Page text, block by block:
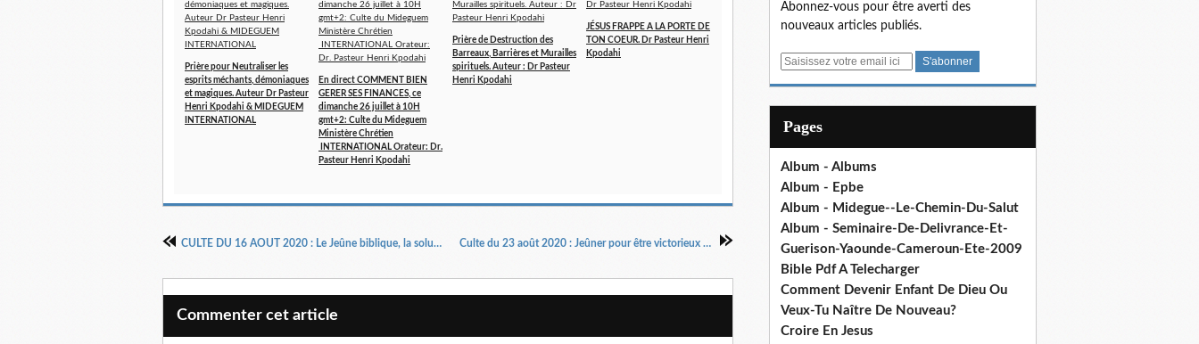
Prière pour Neutraliser les
esprits méchants, démoniaques
et magiques. Auteur Dr Pasteur
Henri Kpodahi & MIDEGUEM
INTERNATIONAL
En direct COMMENT BIEN
GERER SES FINANCES, ce
dimanche 26 juillet à 10H
gmt+2: Culte du Mideguem
Ministère Chrétien
INTERNATIONAL Orateur: Dr.
Pasteur Henri Kpodahi
Prière de Destruction des
Barreaux, Barrières et Murailles
spirituels. Auteur : Dr Pasteur
Henri Kpodahi
JÉSUS FRAPPE A LA PORTE DE
TON COEUR. Dr Pasteur Henri
Kpodahi
CULTE DU 16 AOUT 2020 : Le Jeûne biblique, la solution pour sortir de la mort et de la détresse par l'Apôtre Henri Kpodahi Culte du 23 août 2020 : Jeûner pour être victorieux des ennemis dans le combat spirituel. par le pasteur Henri Kpodahi
Commenter cet article
Abonnez-vous pour être averti des
nouveaux articles publiés.
E
Pages
Album - Albums
Album - Epbe
Album - Midegue--Le-Chemin-Du-Salut
Album - Seminaire-De-Delivrance-Et-
Guerison-Yaounde-Cameroun-Ete-2009
Bible Pdf A Telecharger
Comment Devenir Enfant De Dieu Ou
Veux-Tu Naître De Nouveau?
Croire En Jesus